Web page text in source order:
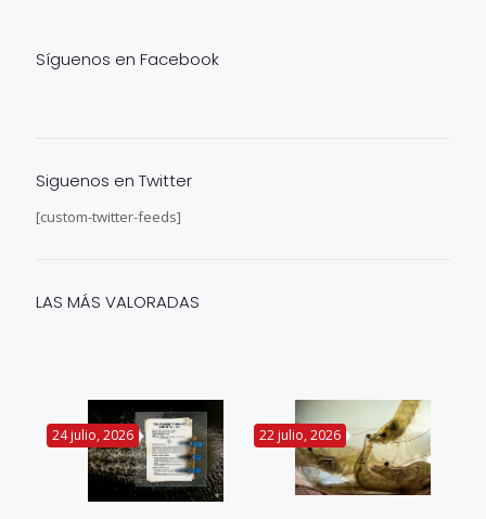
Síguenos en Facebook
Siguenos en Twitter
[custom-twitter-feeds]
LAS MÁS VALORADAS
24 julio, 2026 22 julio, 2026